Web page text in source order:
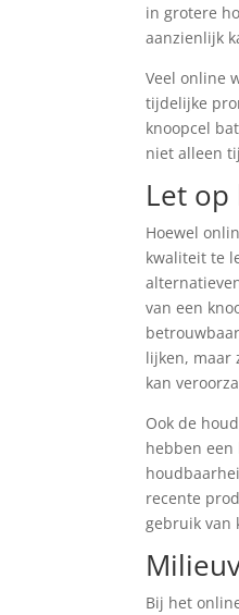
in grotere
aanzienlijk
Veel online
tijdelijke
knoopcel
niet alleen
Let
Hoewel
kwaliteit te
van een
lijken, maar
kan
Ook de
hebben
recente
gebruik van
Bij het